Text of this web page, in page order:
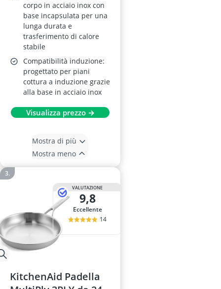
corpo in acciaio inox con
base incapsulata per una
lunga durata e
trasferimento di calore
stabile
Compatibilità induzione:
progettato per piani
cottura a induzione grazie
alla base in acciaio inox
Visualizza prezzo →
Mostra di più
Mostra meno
VALUTAZIONE
9,8
Eccellente
14
KitchenAid Padella